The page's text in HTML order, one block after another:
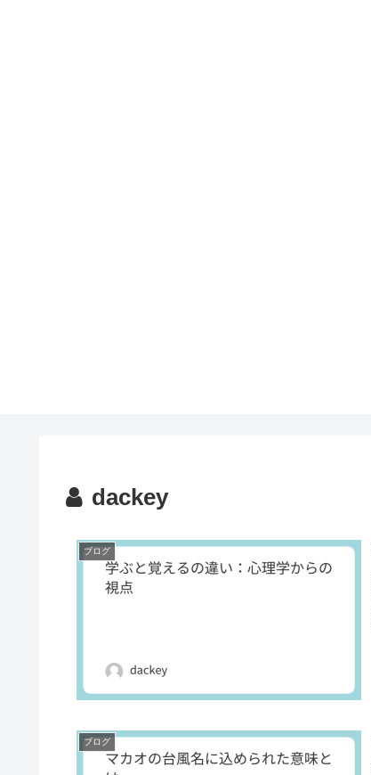
dackey
ブログ
ブログ